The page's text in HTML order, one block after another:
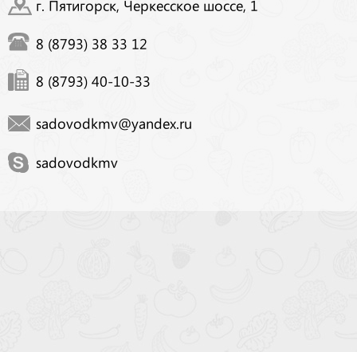
г. Пятигорск, Черкесское шоссе, 1
8 (8793) 38 33 12
8 (8793) 40-10-33
sadovodkmv@yandex.ru
sadovodkmv